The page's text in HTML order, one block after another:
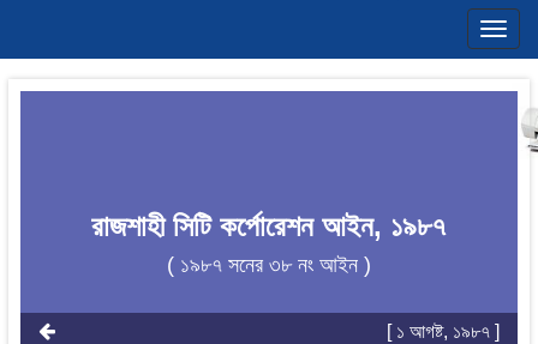
রাজশাহী সিটি কর্পোরেশন আইন, ১৯৮৭
( ১৯৮৭ সনের ৩৮ নং আইন )
[ ১ আগষ্ট, ১৯৮৭ ]